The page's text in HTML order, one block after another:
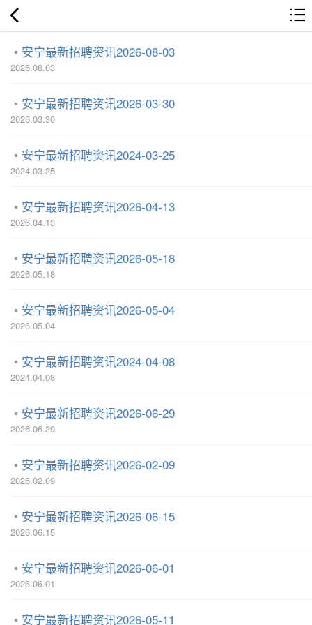
安宁最新招聘资讯2026-08-03
2026.08.03
安宁最新招聘资讯2026-03-30
2026.03.30
安宁最新招聘资讯2024-03-25
2024.03.25
安宁最新招聘资讯2026-04-13
2026.04.13
安宁最新招聘资讯2026-05-18
2026.05.18
安宁最新招聘资讯2026-05-04
2026.05.04
安宁最新招聘资讯2024-04-08
2024.04.08
安宁最新招聘资讯2026-06-29
2026.06.29
安宁最新招聘资讯2026-02-09
2026.02.09
安宁最新招聘资讯2026-06-15
2026.06.15
安宁最新招聘资讯2026-06-01
2026.06.01
安宁最新招聘资讯2026-05-11